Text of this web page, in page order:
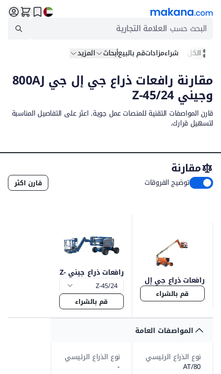
البحث حسب العلامة التجارية
الكل شراءمزاداتقم بالبيعأبحاث المزيد
مقارنة رافعات ذراع جي إل جي 800AJ
وجيني Z-45/24
قارن المواصفات التقنية للمنصات عمل جوية. اعثر على التفاصيل المناسبة
لتسهيل قرارك.
مقارنة
توضيح الفروقات قارن اكثر
رافعات ذراع جي إل
جي 800 قم بالشراء
رافعات ذراع جيني Z-
45
قم بالشراء
المواصفات العامة
نوع الذراع الرئيسي
AT/80
نوع الذراع الرئيسي
-